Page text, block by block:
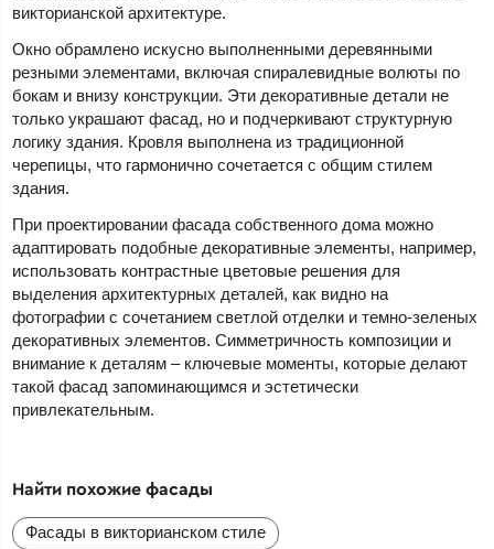
викторианской архитектуре.
Окно обрамлено искусно выполненными деревянными
резными элементами, включая спиралевидные волюты по
бокам и внизу конструкции. Эти декоративные детали не
только украшают фасад, но и подчеркивают структурную
логику здания. Кровля выполнена из традиционной
черепицы, что гармонично сочетается с общим стилем
здания.
При проектировании фасада собственного дома можно
адаптировать подобные декоративные элементы, например,
использовать контрастные цветовые решения для
выделения архитектурных деталей, как видно на
фотографии с сочетанием светлой отделки и темно-зеленых
декоративных элементов. Симметричность композиции и
внимание к деталям – ключевые моменты, которые делают
такой фасад запоминающимся и эстетически
привлекательным.
Найти похожие фасады
Фасады в викторианском стиле